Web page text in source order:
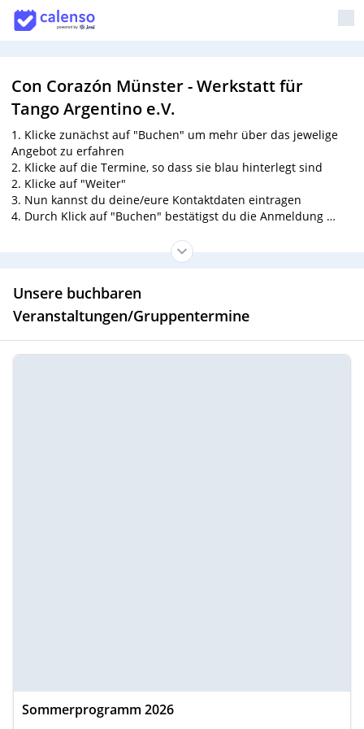
Con Corazón Münster - Werkstatt für
Tango Argentino e.V.
1. Klicke zunächst auf "Buchen" um mehr über das jewelige
Angebot zu erfahren
2. Klicke auf die Termine, so dass sie blau hinterlegt sind
2. Klicke auf "Weiter"
3. Nun kannst du deine/eure Kontaktdaten eintragen
4. Durch Klick auf "Buchen" bestätigst du die Anmeldung
6. Bitte überweist die Kursgebühr
vor Kursbeginn auf das Konto des Vereins:
Con Corazon Werkstatt für Tango Argentino e. V.
IBAN: DE25 4036 1906 5179 1500 01
BIC: GENODEM1IBB
Unsere buchbaren
Veranstaltungen/Gruppentermine
Sommerprogramm 2026